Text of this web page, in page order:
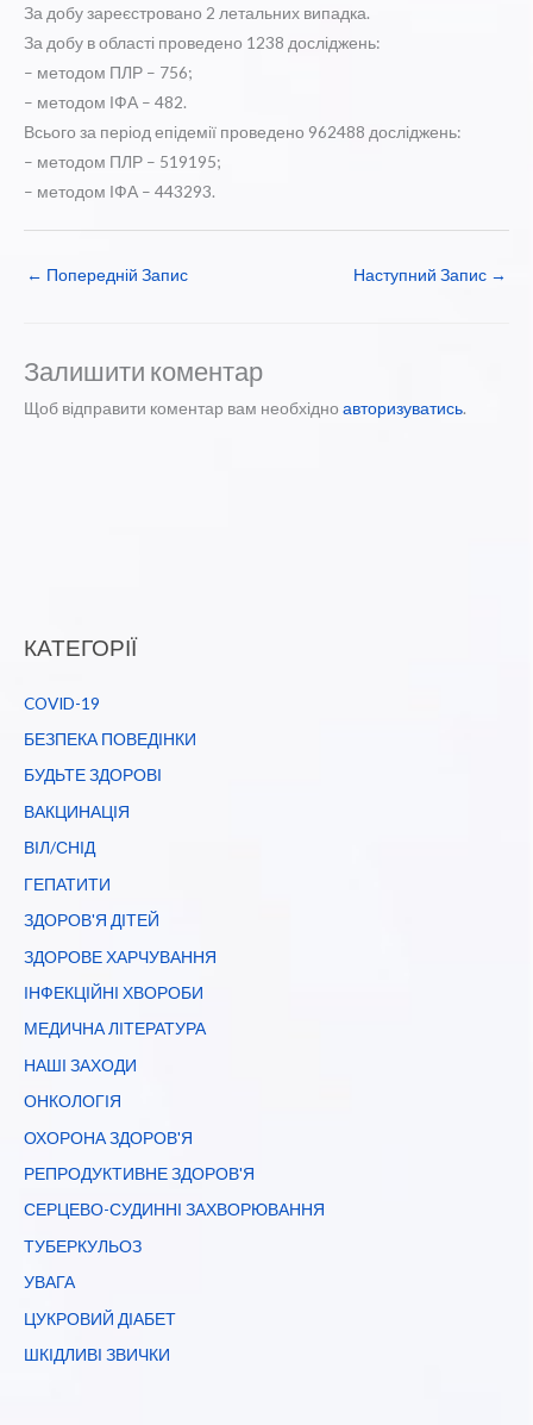
За добу зареєстровано 2 летальних випадка.
За добу в області проведено 1238 досліджень:
– методом ПЛР – 756;
– методом ІФА – 482.
Всього за період епідемії проведено 962488 досліджень:
– методом ПЛР – 519195;
– методом ІФА – 443293.
← Попередній Запис Наступний Запис →
Залишити коментар
Щоб відправити коментар вам необхідно авторизуватись.
КАТЕГОРІЇ
COVID-19
БЕЗПЕКА ПОВЕДІНКИ
БУДЬТЕ ЗДОРОВІ
ВАКЦИНАЦІЯ
ВІЛ/СНІД
ГЕПАТИТИ
ЗДОРОВ'Я ДІТЕЙ
ЗДОРОВЕ ХАРЧУВАННЯ
ІНФЕКЦІЙНІ ХВОРОБИ
МЕДИЧНА ЛІТЕРАТУРА
НАШІ ЗАХОДИ
ОНКОЛОГІЯ
ОХОРОНА ЗДОРОВ'Я
РЕПРОДУКТИВНЕ ЗДОРОВ'Я
СЕРЦЕВО-СУДИННІ ЗАХВОРЮВАННЯ
ТУБЕРКУЛЬОЗ
УВАГА
ЦУКРОВИЙ ДІАБЕТ
ШКІДЛИВІ ЗВИЧКИ